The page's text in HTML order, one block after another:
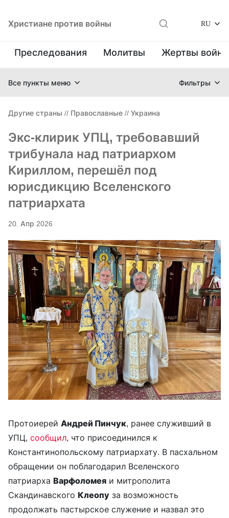
Христиане против войны RU
Преследования Молитвы Жертвы
Все пункты меню Фильтры
Другие страны // Православные // Украина
Экс-клирик УПЦ, требовавший
трибунала над патриархом
Кириллом, перешёл под
юрисдикцию Вселенского
патриархата
20. Апр 2026
Протоиерей Андрей Пинчук, ранее служивший в
УПЦ, сообщил, что присоединился к
Константинопольскому патриархату. В пасхальном
обращении он поблагодарил Вселенского
патриарха Варфоломея и митрополита
Скандинавского Клеопу за возможность
продолжать пастырское служение и назвал это